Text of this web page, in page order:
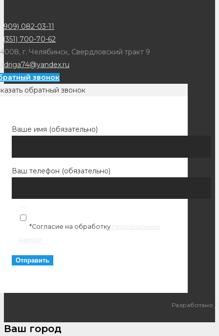
082-03-11
(351) 700-70-62
г. Челябинск, Свердловский тракт 9
звонок
обратный звонок
Ваше имя (обязательно)
Ваш телефон (обязательно)
*Согласие на обработку персональных
данных
Разработано
Ваш город